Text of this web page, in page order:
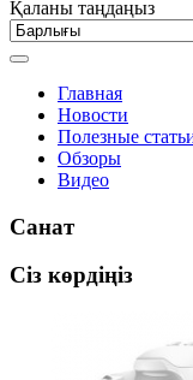
Қаланы таңдаңыз
Главная
Новости
Полезные
Обзоры
Видео
Санат
Сіз көрдіңіз